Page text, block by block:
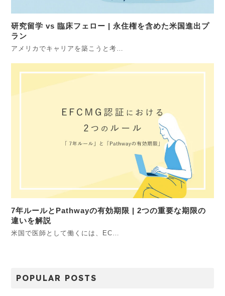
研究留学 vs 臨床フェロー | 永住権を含めた米国進出プ
ラン
アメリカでキャリアを築こうと考…
7年ルールとPathwayの有効期限 | 2つの重要な期限の
違いを解説
米国で医師として働くには、EC…
POPULAR POSTS